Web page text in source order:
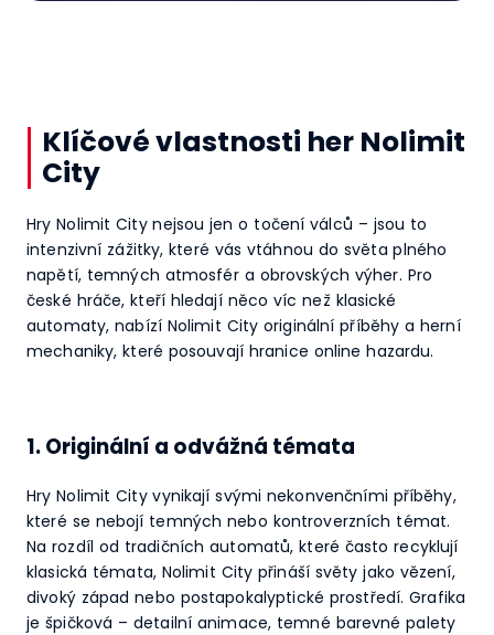
Klíčové vlastnosti her Nolimit
City
Hry Nolimit City nejsou jen o točení válců – jsou to
intenzivní zážitky, které vás vtáhnou do světa plného
napětí, temných atmosfér a obrovských výher. Pro
české hráče, kteří hledají něco víc než klasické
automaty, nabízí Nolimit City originální příběhy a herní
mechaniky, které posouvají hranice online hazardu.
1. Originální a odvážná témata
Hry Nolimit City vynikají svými nekonvenčními příběhy,
které se nebojí temných nebo kontroverzních témat.
Na rozdíl od tradičních automatů, které často recyklují
klasická témata, Nolimit City přináší světy jako vězení,
divoký západ nebo postapokalyptické prostředí. Grafika
je špičková – detailní animace, temné barevné palety